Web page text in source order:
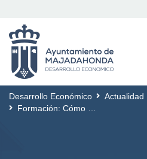
Desarrollo Económico Actualidad
Formación: Cómo hacer un currículum digital